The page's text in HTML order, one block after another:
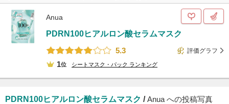
Anua
PDRN100ヒアルロン酸セラムマスク
5.3
評価グラフ
1位 シートマスク・パック ランキング
PDRN100ヒアルロン酸セラムマスク /Anua への投稿写真